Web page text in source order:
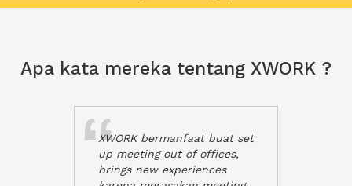
Apa kata mereka tentang XWORK ?
XWORK bermanfaat buat set
up meeting out of offices,
brings new experiences